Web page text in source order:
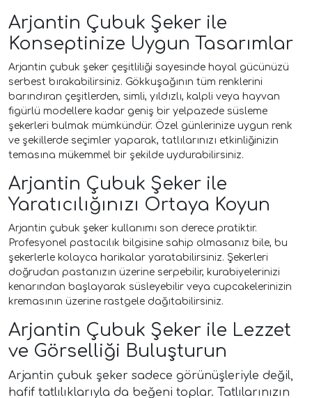
Arjantin Çubuk Şeker ile
Konseptinize Uygun Tasarımlar
Arjantin çubuk şeker çeşitliliği sayesinde hayal gücünüzü
serbest bırakabilirsiniz. Gökkuşağının tüm renklerini
barındıran çeşitlerden, simli, yıldızlı, kalpli veya hayvan
figürlü modellere kadar geniş bir yelpazede süsleme
şekerleri bulmak mümkündür. Özel günlerinize uygun renk
ve şekillerde seçimler yaparak, tatlılarınızı etkinliğinizin
temasına mükemmel bir şekilde uydurabilirsiniz.
Arjantin Çubuk Şeker ile
Yaratıcılığınızı Ortaya Koyun
Arjantin çubuk şeker kullanımı son derece pratiktir.
Profesyonel pastacılık bilgisine sahip olmasanız bile, bu
şekerlerle kolayca harikalar yaratabilirsiniz. Şekerleri
doğrudan pastanızın üzerine serpebilir, kurabiyelerinizi
kenarından başlayarak süsleyebilir veya cupcakelerinizin
kremasının üzerine rastgele dağıtabilirsiniz.
Arjantin Çubuk Şeker ile Lezzet
ve Görselliği Buluşturun
Arjantin çubuk şeker sadece görünüşleriyle değil,
hafif tatlılıklarıyla da beğeni toplar. Tatlılarınızın